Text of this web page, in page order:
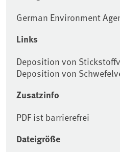
German Environment
Links
Deposition von
Deposition von
Zusatzinfo
PDF ist barrierefrei
Dateigröße